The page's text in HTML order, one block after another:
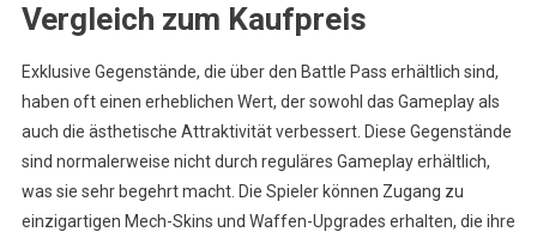
Vergleich zum Kaufpreis
Exklusive Gegenstände, die über den Battle Pass erhältlich sind,
haben oft einen erheblichen Wert, der sowohl das Gameplay als
auch die ästhetische Attraktivität verbessert. Diese Gegenstände
sind normalerweise nicht durch reguläres Gameplay erhältlich,
was sie sehr begehrt macht. Die Spieler können Zugang zu
einzigartigen Mech-Skins und Waffen-Upgrades erhalten, die ihre